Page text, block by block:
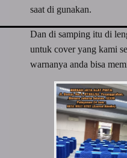
saat di gunakan.
Dan di samping itu di
untuk cover yang kami
warnanya anda bisa